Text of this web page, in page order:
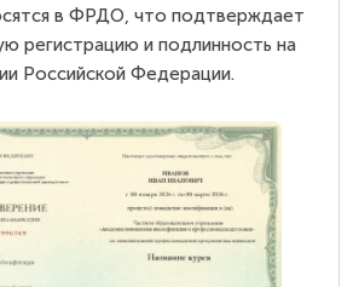
в ФРДО, что подтверждает
регистрацию и подлинность на
Российской Федерации.